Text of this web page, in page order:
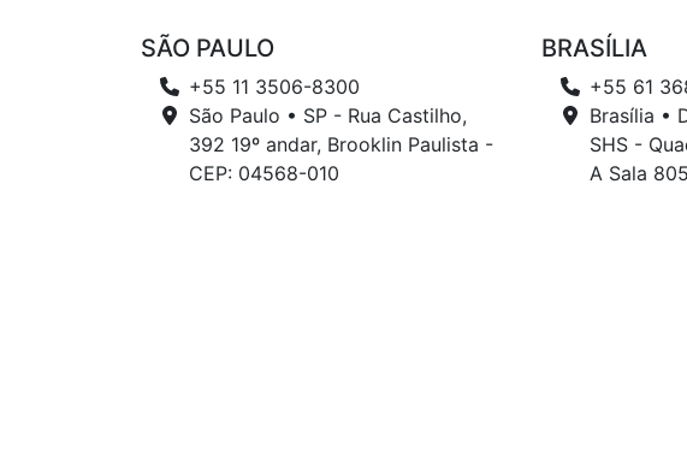
SÃO PAULO
+55 11 3506-8300
São Paulo • SP - Rua Castilho,
392 19º andar, Brooklin Paulista -
CEP: 04568-010
BRASÍLIA
+55 61
Brasília •
SHS -
A Sala